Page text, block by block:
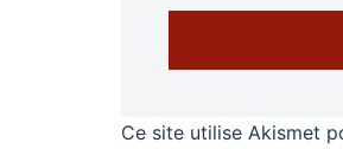
Ce site utilise Akismet